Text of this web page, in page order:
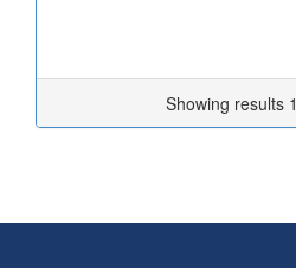
Showing results